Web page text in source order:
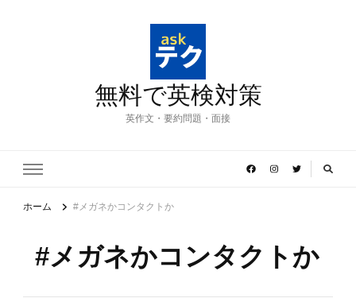
無料で英検対策
英作文・要約問題・面接
ホーム #メガネかコンタクトか
#メガネかコンタクトか